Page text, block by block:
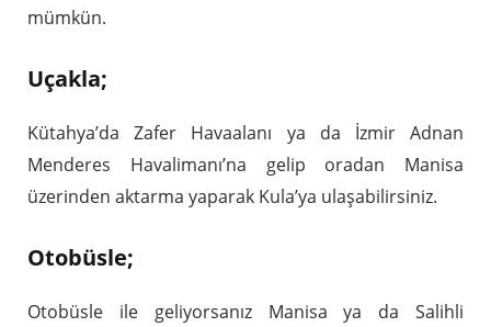
mümkün.
Uçakla;
Kütahya’da Zafer Havaalanı ya da İzmir Adnan
Menderes Havalimanı’na gelip oradan Manisa
üzerinden aktarma yaparak Kula’ya ulaşabilirsiniz.
Otobüsle;
Otobüsle ile geliyorsanız Manisa ya da Salihli